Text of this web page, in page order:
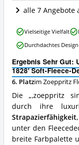
ist
diese
Fleece
erhältlich?
alle 7 Angebote
Ergebnis Sehr Gut:
1828' Soft-Fleece-
6. Platzim Zoeppritz
Die „‚zoeppritz
durch ihre
Strapazierfähigkeit
unter den
breite Farbpalette
'zoeppritz
since
1828'
Fleece-
Decke
Vorteile:
Was
spricht
für
diese
Zoeppritz
Fleece?
Vielseitige Vielfalt
Durchdachtes Design